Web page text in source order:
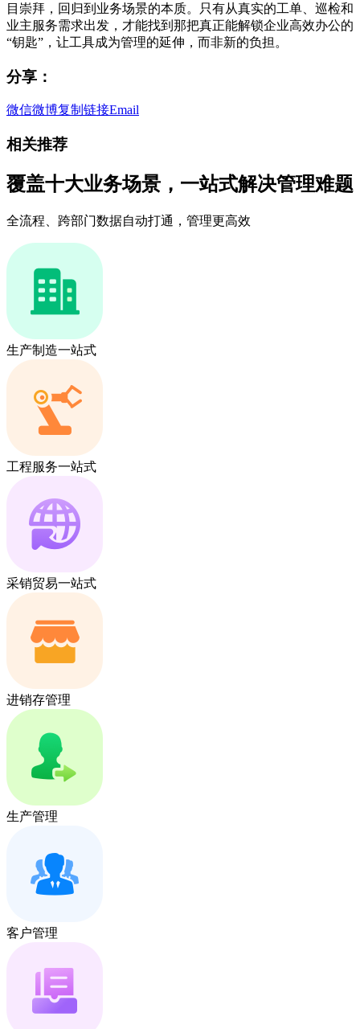
目崇拜，回归到业务场景的本质。只有从真实的工单、巡检和
业主服务需求出发，才能找到那把真正能解锁企业高效办公的
“钥匙”，让工具成为管理的延伸，而非新的负担。
分享：
微信微博复制链接Email
相关推荐
覆盖十大业务场景，一站式解决管理难题
全流程、跨部门数据自动打通，管理更高效
生产制造一站式
工程服务一站式
采销贸易一站式
进销存管理
生产管理
客户管理